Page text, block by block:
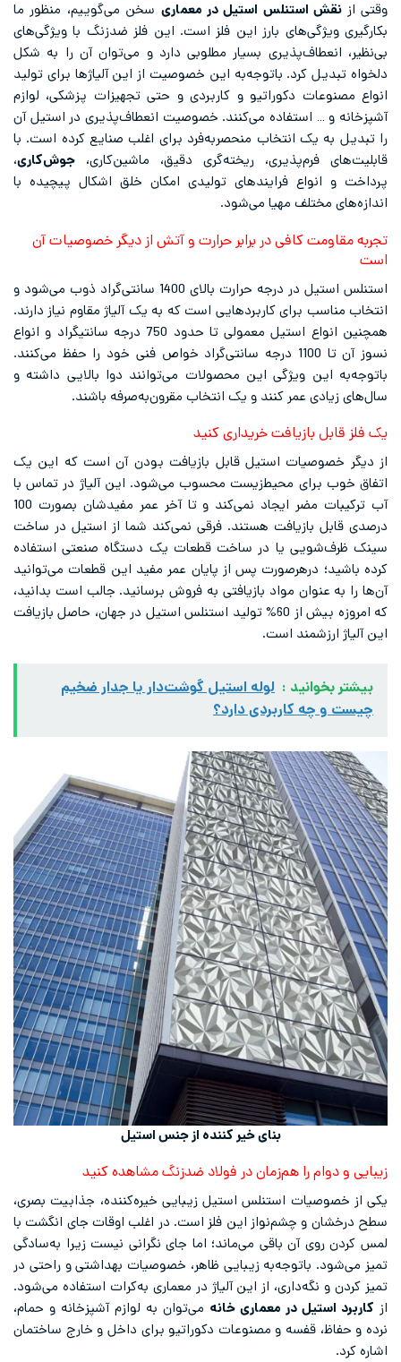
وقتی از نقش استنلس استیل در معماری سخن می‌گوییم، منظور ما
بکارگیری ویژگی‌های بارز این فلز است. این فلز ضدزنگ با ویژگی‌های
بی‌نظیر، انعطاف‌پذیری بسیار مطلوبی دارد و می‌توان آن را به شکل
دلخواه تبدیل کرد. باتوجه‌به این خصوصیت از این آلیاژها برای تولید
انواع مصنوعات دکوراتیو و کاربردی و حتی تجهیزات پزشکی، لوازم
آشپزخانه و … استفاده می‌کنند. خصوصیت انعطاف‌پذیری در استیل آن
را تبدیل به یک انتخاب منحصر‌به‌فرد برای اغلب صنایع کرده است. با
قابلیت‌های فرم‌پذیری، ریخته‌گری دقیق، ماشین‌کاری، جوش‌کاری،
پرداخت و انواع فرایندهای تولیدی امکان خلق اشکال پیچیده با
اندازه‌های مختلف مهیا می‌شود.
تجربه مقاومت کافی در برابر حرارت و آتش از دیگر خصوصیات آن
است
استنلس استیل در درجه حرارت بالای 1400 سانتی‌گراد ذوب می‌شود و
انتخاب مناسب برای کاربرد‌هایی است که به یک آلیاژ مقاوم نیاز دارند.
همچنین انواع استیل معمولی تا حدود 750 درجه سانتیگراد و انواع
نسوز آن تا 1100 درجه سانتی‌گراد خواص فنی خود را حفظ می‌کنند.
باتوجه‌به این ویژگی این محصولات می‌توانند دوا بالایی داشته و
سال‌های زیادی عمر کنند و یک انتخاب مقرون‌به‌صرفه باشند.
یک فلز قابل بازیافت خریداری کنید
از دیگر خصوصیات استیل قابل بازیافت بودن آن است که این یک
اتفاق خوب برای محیط‌زیست محسوب می‌شود. این آلیاژ در تماس با
آب ترکیبات مضر ایجاد نمی‌کند و تا آخر عمر مفیدشان بصورت 100
درصدی قابل بازیافت هستند. فرقی نمی‌کند شما از استیل در ساخت
سینک ظرف‌شویی یا در ساخت قطعات یک دستگاه صنعتی استفاده
کرده باشید؛ درهرصورت پس از پایان عمر مفید این قطعات می‌توانید
آن‌ها را به عنوان مواد بازیافتی به فروش برسانید. جالب است بدانید،
که امروزه بیش از 60% تولید استنلس استیل در جهان، حاصل بازیافت
این آلیاژ ارزشمند است.
بیشتر بخوانید : لوله استیل گوشت‌دار یا جدار ضخیم
چیست و چه کاربردی دارد؟
بنای خیر کننده از جنس استیل
زیبایی و دوام را هم‌زمان در فولاد ضدزنگ مشاهده کنید
یکی از خصوصیات استنلس استیل زیبایی خیره‌کننده، جذابیت بصری،
سطح درخشان و چشم‌نواز این فلز است. در اغلب اوقات جای انگشت با
لمس کردن روی آن باقی می‌ماند؛ اما جای نگرانی نیست زیرا به‌سادگی
تمیز می‌شود. باتوجه‌به زیبایی ظاهر، خصوصیات بهداشتی و راحتی در
تمیز کردن و نگه‌داری، از این آلیاژ در معماری به‌کرات استفاده می‌شود.
از کاربرد استیل در معماری خانه می‌توان به لوازم آشپزخانه و حمام،
نرده‌ و حفاظ، قفسه و مصنوعات دکوراتیو برای داخل و خارج ساختمان
اشاره کرد.